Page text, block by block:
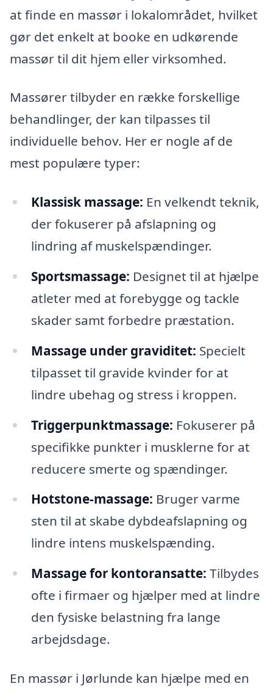
at finde en massør i lokalområdet, hvilket
gør det enkelt at booke en udkørende
massør til dit hjem eller virksomhed.
Massører tilbyder en række forskellige
behandlinger, der kan tilpasses til
individuelle behov. Her er nogle af de
mest populære typer:
Klassisk massage: En velkendt teknik,
der fokuserer på afslapning og
lindring af muskelspændinger.
Sportsmassage: Designet til at hjælpe
atleter med at forebygge og tackle
skader samt forbedre præstation.
Massage under graviditet: Specielt
tilpasset til gravide kvinder for at
lindre ubehag og stress i kroppen.
Triggerpunktmassage: Fokuserer på
specifikke punkter i musklerne for at
reducere smerte og spændinger.
Hotstone-massage: Bruger varme
sten til at skabe dybdeafslapning og
lindre intens muskelspænding.
Massage for kontoransatte: Tilbydes
ofte i firmaer og hjælper med at lindre
den fysiske belastning fra lange
arbejdsdage.
En massør i Jørlunde kan hjælpe med en